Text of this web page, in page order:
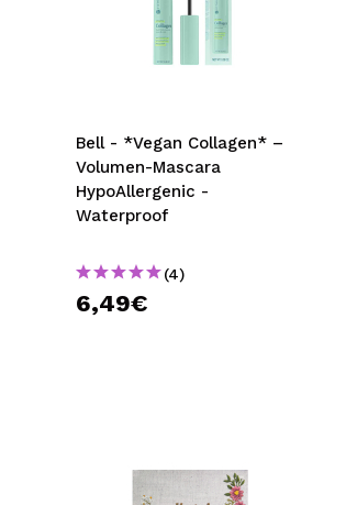
Bell - *Vegan Collagen* –
Volumen-Mascara
HypoAllergenic -
Waterproof
(4)
6,49€